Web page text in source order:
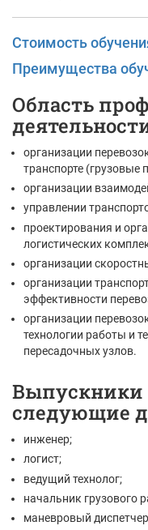
Стоимость
Преимущества
Область
организации
транспорте (грузовые
организации
управлении
проектирования и
логистических
организации
организации
эффективности
организации
технологии работы и
пересадочных узлов.
Выпускники
следующие
инженер;
логист;
ведущий технолог;
начальник грузового
маневровый